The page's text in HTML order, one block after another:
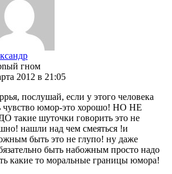
гном
2012 в 21:05
послушай, если у этого человека
чувство юмор-это хорошо! НО НЕ
такие шуточки говорить это не
нашли над чем смеяться !и
быть это не глупо! ну даже
быть набожным просто надо
какие то моральные границы юмора!